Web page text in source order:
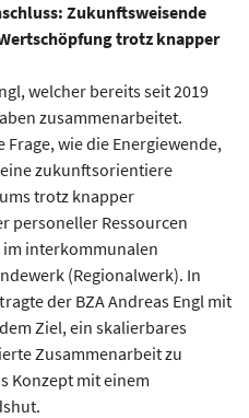
Zukunftsweisende
trotz knapper
welcher bereits seit 2019
zusammenarbeitet.
wie die Energiewende,
zukunftsorientiere
trotz knapper
personeller Ressourcen
im interkommunalen
(Regionalwerk). In
der BZA Andreas Engl mit
Ziel, ein skalierbares
Zusammenarbeit zu
Konzept mit einem